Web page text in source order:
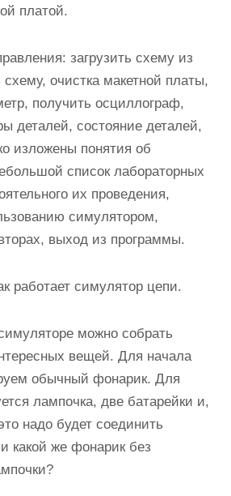
платой.
загрузить схему из
очистка макетной платы,
получить осциллограф,
деталей, состояние деталей,
изложены понятия об
список лабораторных
их проведения,
симулятором,
выход из программы.
работает симулятор цепи.
можно собрать
вещей. Для начала
обычный фонарик. Для
лампочка, две батарейки и,
надо будет соединить
какой же фонарик без